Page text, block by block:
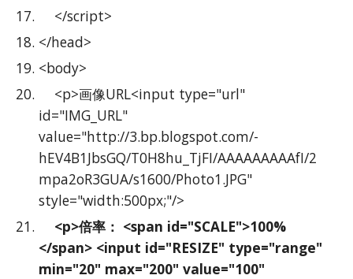
    </script>
</head>
<body>
id="IMG_URL"
value="http://3.bp.blogspot.com/-
hEV4B1JbsGQ/T0H8hu_TjFI/AAAAAAAAAfI/2
mpa2oR3GUA/s1600/Photo1.JPG"
style="width:500px;"/>
</span> <input id="RESIZE" type="range"
min="20" max="200" value="100"